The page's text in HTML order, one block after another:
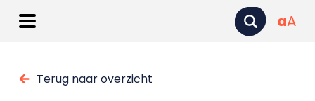
aA
Terug naar overzicht